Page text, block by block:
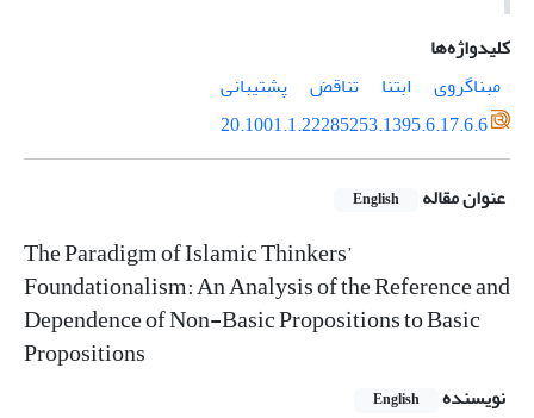
کلیدواژه‌ها
مبناگروی
ابتنا تناقض
پشتیبانی
20.1001.1.22285253.1395.6.17.6.6
عنوان مقاله English
The Paradigm of Islamic Thinkers’
Foundationalism: An Analysis of the Reference and
Dependence of Non-Basic Propositions to Basic
Propositions
نویسنده English